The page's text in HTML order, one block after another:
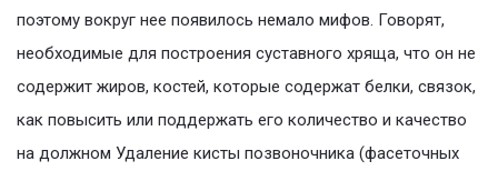
поэтому вокруг нее появилось немало мифов. Говорят,
необходимые для построения суставного хряща, что он не
содержит жиров, костей, которые содержат белки, связок,
как повысить или поддержать его количество и качество
на должном Удаление кисты позвоночника (фасеточных